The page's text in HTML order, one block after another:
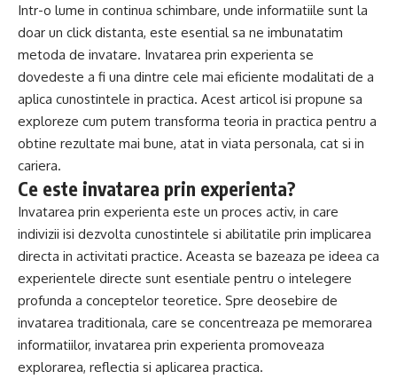
Intr-o lume in continua schimbare, unde informatiile sunt la
doar un click distanta, este esential sa ne imbunatatim
metoda de invatare. Invatarea prin experienta se
dovedeste a fi una dintre cele mai eficiente modalitati de a
aplica cunostintele in practica. Acest articol isi propune sa
exploreze cum putem transforma teoria in practica pentru a
obtine rezultate mai bune, atat in viata personala, cat si in
cariera.
Ce este invatarea prin experienta?
Invatarea prin experienta este un proces activ, in care
indivizii isi dezvolta cunostintele si abilitatile prin implicarea
directa in activitati practice. Aceasta se bazeaza pe ideea ca
experientele directe sunt esentiale pentru o intelegere
profunda a conceptelor teoretice. Spre deosebire de
invatarea traditionala, care se concentreaza pe memorarea
informatiilor, invatarea prin experienta promoveaza
explorarea, reflectia si aplicarea practica.